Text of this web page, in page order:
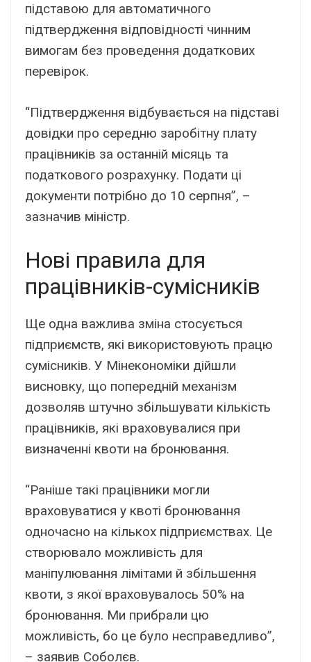
підставою для автоматичного
підтвердження відповідності чинним
вимогам без проведення додаткових
перевірок.
“Підтвердження відбувається на підставі
довідки про середню заробітну плату
працівників за останній місяць та
податкового розрахунку. Подати ці
документи потрібно до 10 серпня”, –
зазначив міністр.
Нові правила для
працівників-сумісників
Ще одна важлива зміна стосується
підприємств, які використовують працю
сумісників. У Мінекономіки дійшли
висновку, що попередній механізм
дозволяв штучно збільшувати кількість
працівників, які враховувалися при
визначенні квоти на бронювання.
“Раніше такі працівники могли
враховуватися у квоті бронювання
одночасно на кількох підприємствах. Це
створювало можливість для
маніпулювання лімітами й збільшення
квоти, з якої враховувалось 50% на
бронювання. Ми прибрали цю
можливість, бо це було несправедливо”,
– заявив Соболєв.